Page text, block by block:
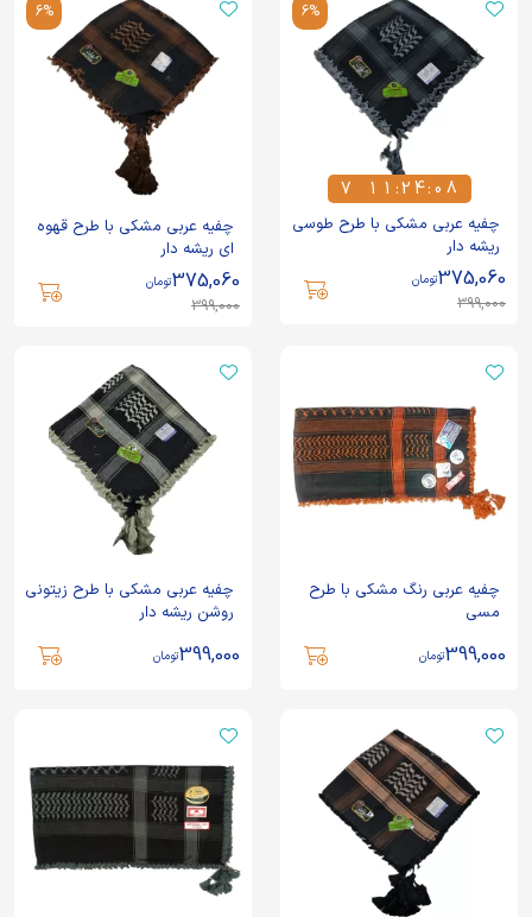
6%
7
7
1
1
1
1
:2
2
4
4
:0
0
8
8
چفیه عربی مشکی با طرح طوسی
ریشه دار
399,000
375,060تومان
6%
چفیه عربی مشکی با طرح قهوه
ای ریشه دار
399,000
375,060تومان
چفیه عربی رنگ مشکی با طرح
مسی
399,000تومان
چفیه عربی مشکی با طرح زیتونی
روشن ریشه دار
399,000تومان